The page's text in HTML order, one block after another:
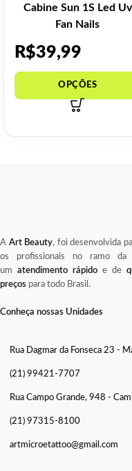
Cabine Sun 1S Led Uv
Fan Nails
R$39,99
A Art Beauty, foi desenvolvida
os profissionais no ramo da
um atendimento rápido e de
preços para todo Brasil.
Conheça nossas Unidades
Rua Dagmar da Fonseca 23 -
(21) 99421-7707
Rua Campo Grande, 948 -
(21) 97315-8100
artmicroetattoo@gmail.com